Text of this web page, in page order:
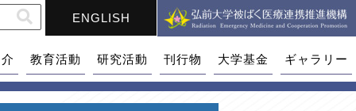
ENGLISH
教育活動 研究活動 刊行物 大学基金 ギャラリー